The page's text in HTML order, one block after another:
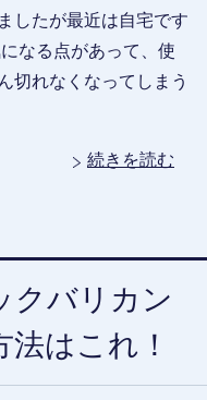
したが最近は自宅です
なる点があって、使
切れなくなってしまう
続きを読む
クバリカン
はこれ！